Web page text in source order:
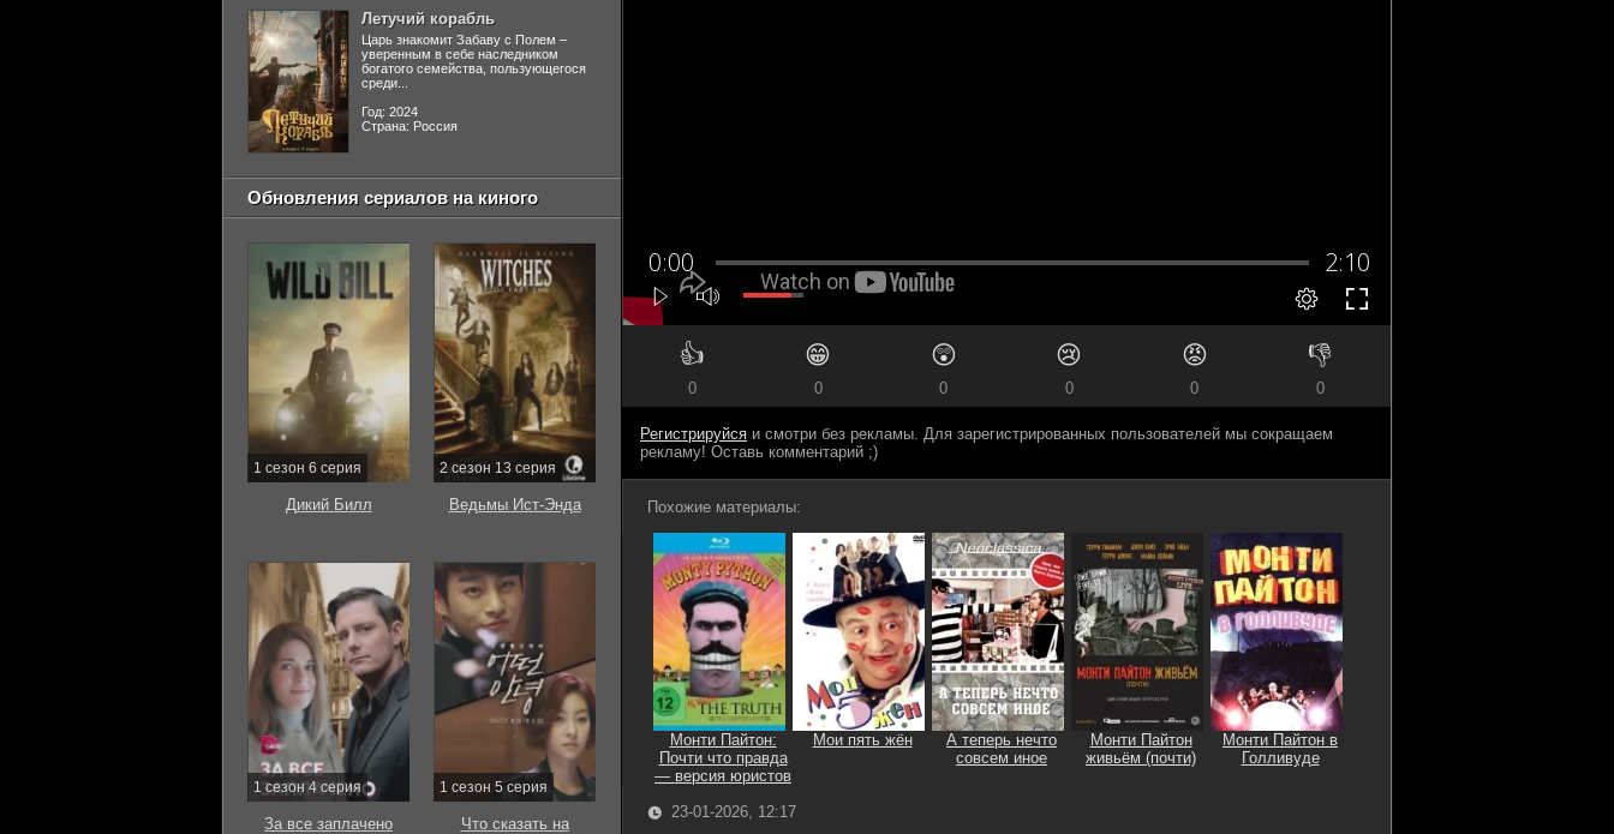
👍
0
😁
0
😲
0
😢
0
😡
0
👎
0
Регистрируйся и смотри без рекламы. Для зарегистрированных пользователей мы сокращаем
рекламу! Оставь комментарий ;)
Похожие материалы:
Монти Пайтон:
Почти что правда
— версия юристов
Мои пять жён
А теперь нечто
совсем иное
Монти Пайтон
живьём (почти)
Монти Пайтон в
Голливуде
23-01-2026, 12:17
Летучий корабль
Царь знакомит Забаву с Полем –
уверенным в себе наследником
богатого семейства, пользующегося
среди...
Год: 2024
Страна: Россия
Обновления сериалов на киного
1 сезон 6 серия
Дикий Билл
2 сезон 13 серия
Ведьмы Ист-Энда
1 сезон 4 серия
За все заплачено
1 сезон 5 серия
Что сказать на